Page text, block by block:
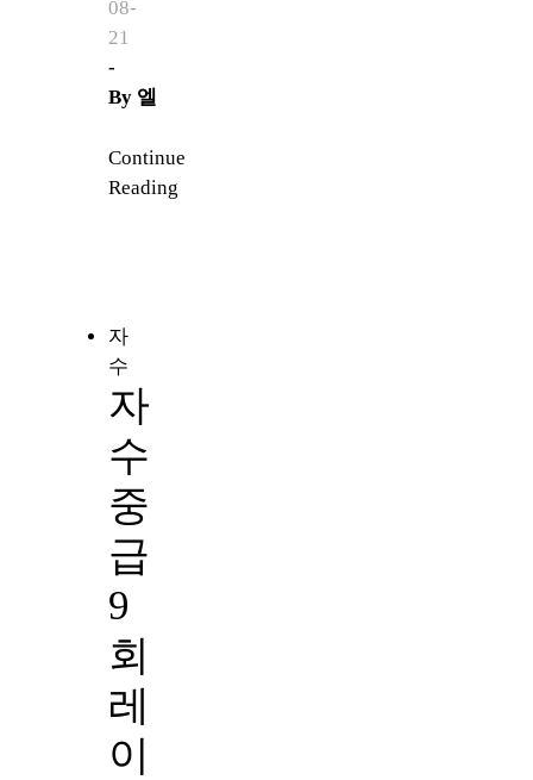
08-
21
-
By 엘
Continue
Reading
자
수
자
수
중
급
9
회
레
이